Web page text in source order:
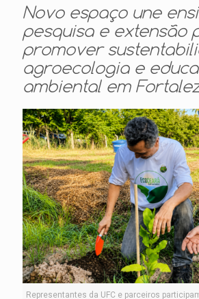
Novo espaço une
pesquisa e extensão
promover
agroecologia e
ambiental em
Representantes da UFC e parceiros